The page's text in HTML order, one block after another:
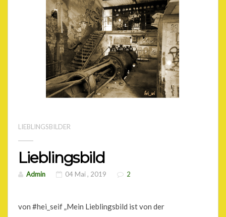
LIEBLINGSBILDER
Lieblingsbild
Admin 04 Mai , 2019 2
von #hei_seif „Mein Lieblingsbild ist von der